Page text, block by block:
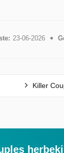
23-06-2026
Killer